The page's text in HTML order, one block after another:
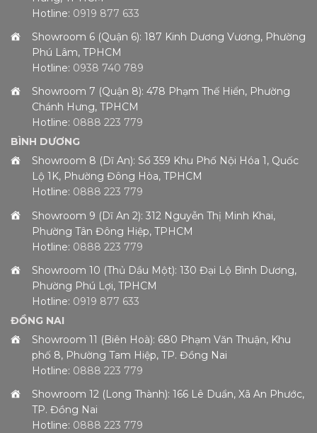
Hotline: 0919 877 633
Showroom 6 (Quận 6): 187 Kinh Dương Vương, Phường
Phú Lâm, TPHCM
Hotline: 0938 740 789
Showroom 7 (Quận 8): 478 Phạm Thế Hiển, Phường
Chánh Hưng, TPHCM
Hotline: 0888 223 779
BÌNH DƯƠNG
Showroom 8 (Dĩ An): Số 359 Khu Phố Nội Hóa 1, Quốc
Lộ 1K, Phường Đông Hòa, TPHCM
Hotline: 0888 223 779
Showroom 9 (Dĩ An 2): 312 Nguyễn Thị Minh Khai,
Phường Tân Đông Hiệp, TPHCM
Hotline: 0888 223 779
Showroom 10 (Thủ Dầu Một): 130 Đại Lộ Bình Dương,
Phường Phú Lợi, TPHCM
Hotline: 0919 877 633
ĐỒNG NAI
Showroom 11 (Biên Hoà): 680 Phạm Văn Thuận, Khu
phố 8, Phường Tam Hiệp, TP. Đồng Nai
Hotline: 0888 223 779
Showroom 12 (Long Thành): 166 Lê Duẩn, Xã An Phước,
TP. Đồng Nai
Hotline: 0888 223 779